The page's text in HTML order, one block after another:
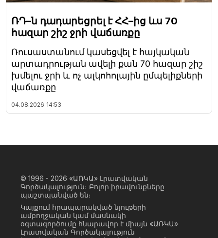
ՌԴ–ն դադարեցրել է ՀՀ–ից ևս 70
հազար շիշ ջրի վաճառքը
Ռուսաստանում կասեցվել է հայկական
արտադրության ավելի քան 70 հազար շիշ
խմելու ջրի և ոչ ալկոհոլային ըմպելիքների
վաճառքը
04.08.2026 14:53
© 1996 - 2026 «ԱՌԿԱ» Լրատվական
Գործակալություն։ Բոլոր իրավունքները
պաշտպանված են։
Կայքում հրապարակված նյութերի
ամբողջական կամ մասնակի
օգտագործումը հնարավոր է միայն «ԱՌԿԱ»
Լրատվական Գործակալություն